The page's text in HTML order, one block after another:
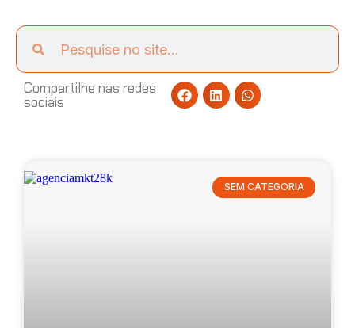
Compartilhe nas redes
sociais
SEM CATEGORIA